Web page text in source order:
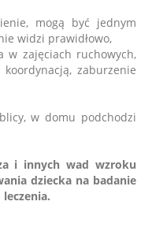
mogą być jednym
widzi prawidłowo,
w zajęciach ruchowych,
zaburzenie
w domu podchodzi
i innych wad wzroku
dziecka na badanie